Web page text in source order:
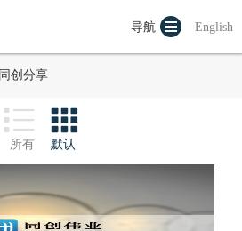
English
导航
同创分享
所有 默认